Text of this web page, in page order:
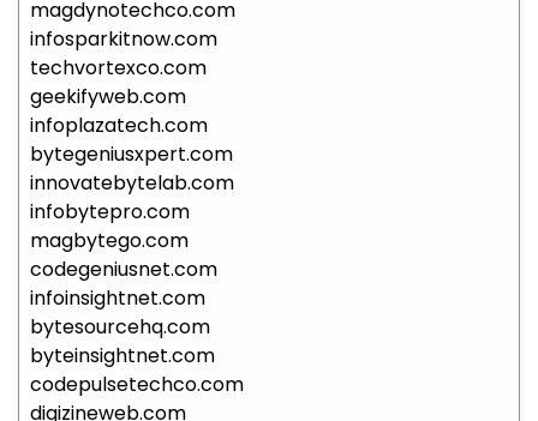
magdynotechco.com
infosparkitnow.com
techvortexco.com
geekifyweb.com
infoplazatech.com
bytegeniusxpert.com
innovatebytelab.com
infobytepro.com
magbytego.com
codegeniusnet.com
infoinsightnet.com
bytesourcehq.com
byteinsightnet.com
codepulsetechco.com
digizineweb.com